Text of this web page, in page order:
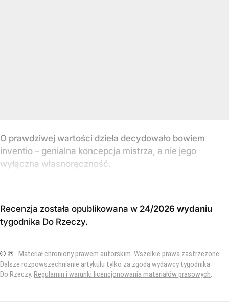
O prawdziwej wartości dzieła decydowało bowiem
inventio – genialna koncepcja mistrza, a nie jego
wyłączna własnoręczność.
Recenzja została opublikowana w 24/2026 wydaniu
tygodnika Do Rzeczy.
© ℗ Materiał chroniony prawem autorskim. Wszelkie prawa zastrzeżone.
Dalsze rozpowszechnianie artykułu tylko za zgodą wydawcy tygodnika
Do Rzeczy. Regulamin i warunki licencjonowania materiałów prasowych